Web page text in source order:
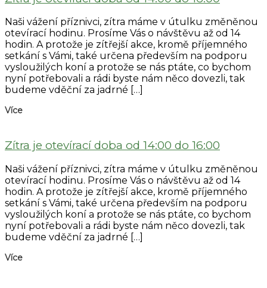
Naši vážení příznivci, zítra máme v útulku změněnou
otevírací hodinu. Prosíme Vás o návštěvu až od 14
hodin. A protože je zítřejší akce, kromě příjemného
setkání s Vámi, také určena především na podporu
vysloužilých koní a protože se nás ptáte, co bychom
nyní potřebovali a rádi byste nám něco dovezli, tak
budeme vděční za jadrné […]
Více
Zítra je otevírací doba od 14:00 do 16:00
Naši vážení příznivci, zítra máme v útulku změněnou
otevírací hodinu. Prosíme Vás o návštěvu až od 14
hodin. A protože je zítřejší akce, kromě příjemného
setkání s Vámi, také určena především na podporu
vysloužilých koní a protože se nás ptáte, co bychom
nyní potřebovali a rádi byste nám něco dovezli, tak
budeme vděční za jadrné […]
Více